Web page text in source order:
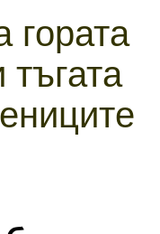
гората
тъгата